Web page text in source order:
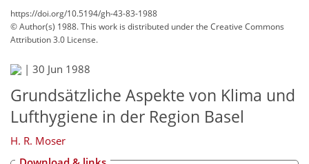
https://doi.org/10.5194/gh-43-83-1988
© Author(s) 1988. This work is distributed underthe Creative Commons
Attribution 3.0 License.
| 30 Jun 1988
Grundsätzliche Aspekte von Klima und
Lufthygiene in der Region Basel
H. R. Moser